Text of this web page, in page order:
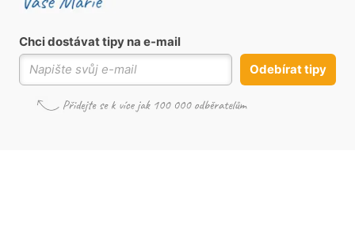
Chci dostávat tipy na e-mail
Odebírat tipy